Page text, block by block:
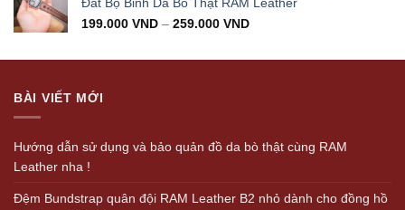
199.000 VND – 259.000 VND
BÀI VIẾT MỚI
Hướng dẫn sử dụng và bảo quản đồ da bò thật cùng RAM
Leather nha !
Đệm Bundstrap quân đội RAM Leather B2 nhỏ dành cho đồng hồ